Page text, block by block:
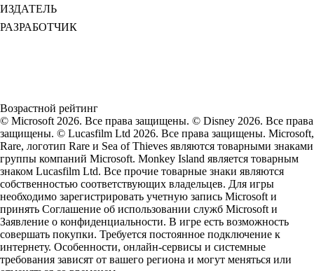
ИЗДАТЕЛЬ
РАЗРАБОТЧИК
Возрастной рейтинг
© Microsoft 2026. Все права защищены. © Disney 2026. Все права
защищены. © Lucasfilm Ltd 2026. Все права защищены. Microsoft,
Rare, логотип Rare и Sea of Thieves являются товарными знаками
группы компаний Microsoft. Monkey Island является товарным
знаком Lucasfilm Ltd. Все прочие товарные знаки являются
собственностью соответствующих владельцев. Для игры
необходимо зарегистрировать учетную запись Microsoft и
принять Соглашение об использовании служб Microsoft и
Заявление о конфиденциальности. В игре есть возможность
совершать покупки. Требуется постоянное подключение к
интернету. Особенности, онлайн-сервисы и системные
требования зависят от вашего региона и могут меняться или